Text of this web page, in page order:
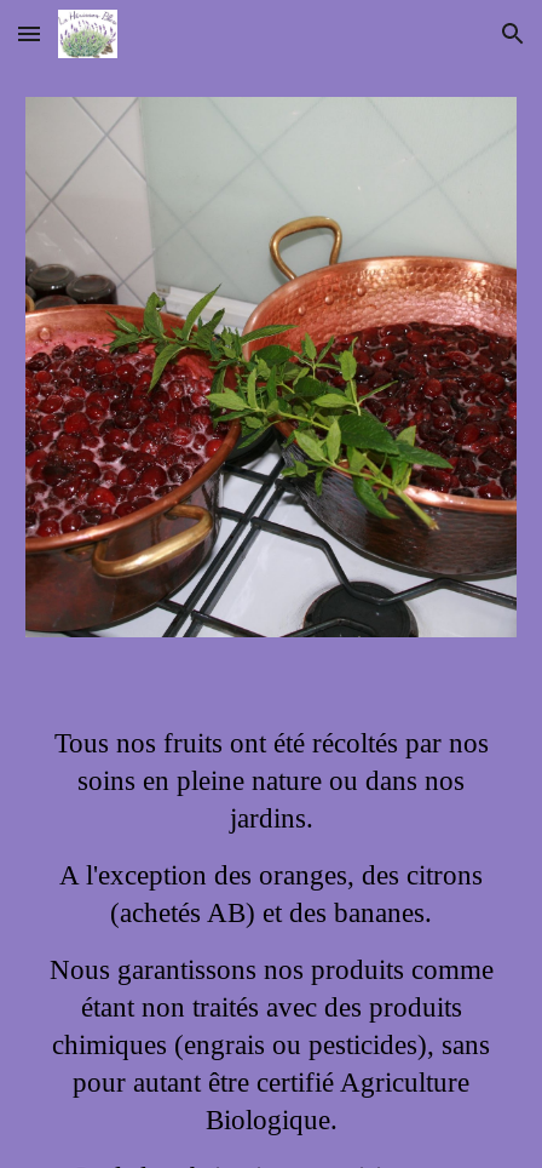
Skip to main content Skip to navigation
Tous nos fruits ont été récoltés par nos
soins en pleine nature ou dans nos
jardins.
A l'exception des oranges, des citrons
(achetés AB) et des bananes.
Nous garantissons nos produits comme
étant non traités avec des produits
chimiques (engrais ou pesticides), sans
pour autant être certifié Agriculture
Biologique.